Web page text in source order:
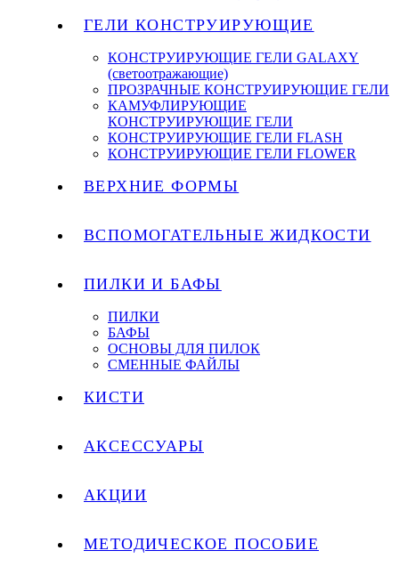
ГЕЛИ КОНСТРУИРУЮЩИЕ
КОНСТРУИРУЮЩИЕ ГЕЛИ GALAXY
(светоотражающие)
ПРОЗРАЧНЫЕ КОНСТРУИРУЮЩИЕ ГЕЛИ
КАМУФЛИРУЮЩИЕ
КОНСТРУИРУЮЩИЕ ГЕЛИ
КОНСТРУИРУЮЩИЕ ГЕЛИ FLASH
КОНСТРУИРУЮЩИЕ ГЕЛИ FLOWER
ВЕРХНИЕ ФОРМЫ
ВСПОМОГАТЕЛЬНЫЕ ЖИДКОСТИ
ПИЛКИ И БАФЫ
ПИЛКИ
БАФЫ
ОСНОВЫ ДЛЯ ПИЛОК
СМЕННЫЕ ФАЙЛЫ
КИСТИ
АКСЕССУАРЫ
АКЦИИ
МЕТОДИЧЕСКОЕ ПОСОБИЕ